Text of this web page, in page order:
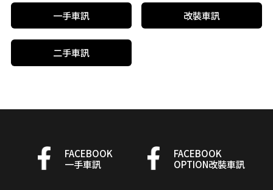
一手車訊 改裝車訊
二手車訊
FACEBOOK
一手車訊
FACEBOOK
OPTION改裝車訊